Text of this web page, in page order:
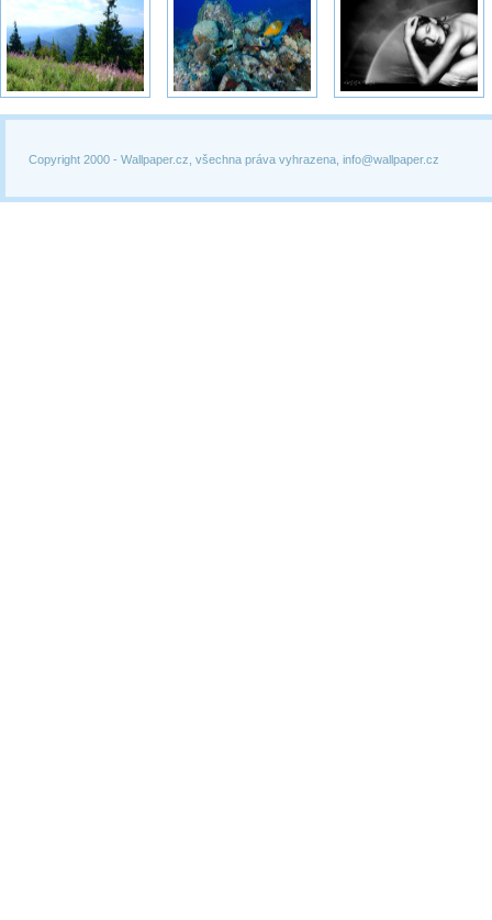
Copyright 2000 - Wallpaper.cz, všechna práva vyhrazena, info@wallpaper.cz